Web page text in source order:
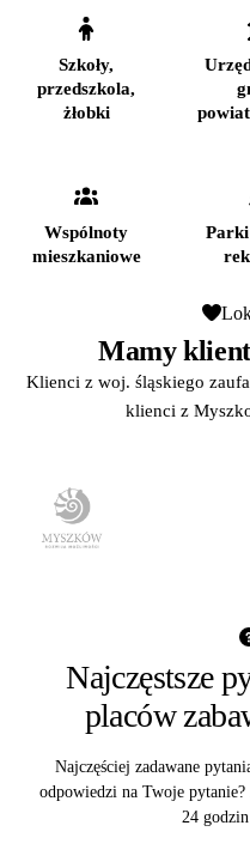
Szkoły,
przedszkola,
żłobki
Wspólnoty
mieszkaniowe
Mamy
Klienci z woj. śląskiego
klienci z
Najczęstsze
placów
Najczęściej zadawane
odpowiedzi na Twoje
24